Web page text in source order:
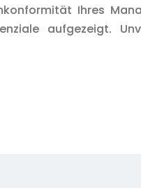
Ihres
aufgezeigt.